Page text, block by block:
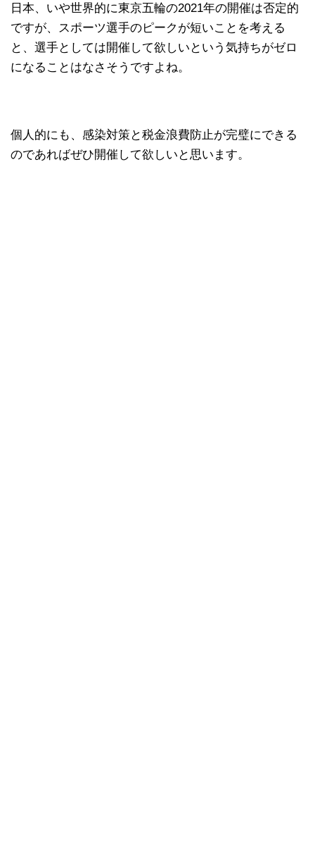
日本、いや世界的に東京五輪の2021年の開催は否定的
ですが、スポーツ選手のピークが短いことを考える
と、選手としては開催して欲しいという気持ちがゼロ
になることはなさそうですよね。
個人的にも、感染対策と税金浪費防止が完璧にできる
のであればぜひ開催して欲しいと思います。